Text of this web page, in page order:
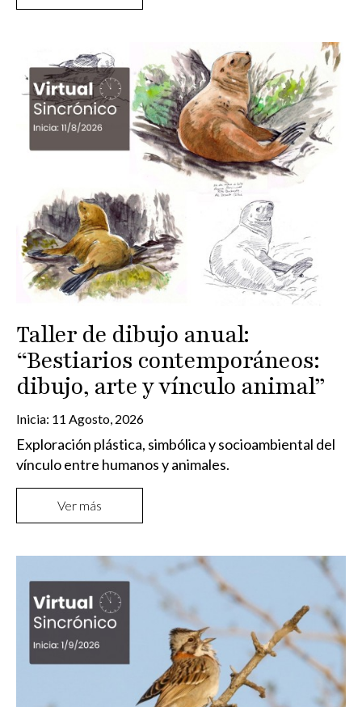
Taller de dibujo anual:
“Bestiarios contemporáneos:
dibujo, arte y vínculo animal”
Inicia: 11 Agosto, 2026
Exploración plástica, simbólica y socioambiental del
vínculo entre humanos y animales.
Ver más